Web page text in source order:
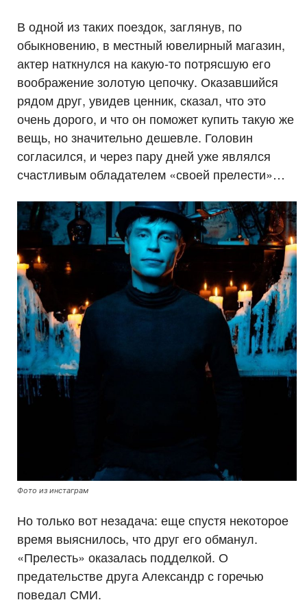
В одной из таких поездок, заглянув, по
обыкновению, в местный ювелирный магазин,
актер наткнулся на какую-то потрясшую его
воображение золотую цепочку. Оказавшийся
рядом друг, увидев ценник, сказал, что это
очень дорого, и что он поможет купить такую же
вещь, но значительно дешевле. Головин
согласился, и через пару дней уже являлся
счастливым обладателем «своей прелести»…
Фото из инстаграм
Но только вот незадача: еще спустя некоторое
время выяснилось, что друг его обманул.
«Прелесть» оказалась подделкой. О
предательстве друга Александр с горечью
поведал СМИ.